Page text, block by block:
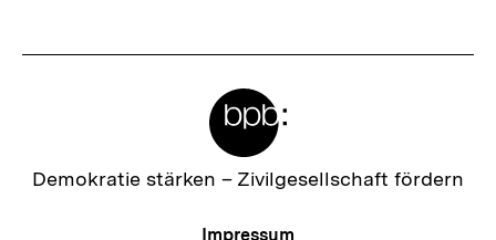
Zur
Demokratie stärken – Zivilgesellschaft fördern
Meta-
Impressum